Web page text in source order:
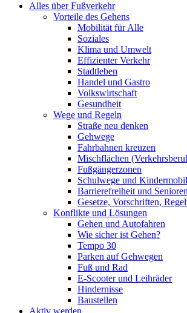
Alles über Fußverkehr
Vorteile des Gehens
Mobilität für Alle
Soziales
Klima und Umwelt
Effizienter Verkehr
Stadtleben
Handel und Gastro
Volkswirtschaft
Gesundheit
Wege und Regeln
Straße neu denken
Gehwege
Fahrbahnen kreuzen
Mischflächen
Fußgängerzonen
Schulwege und
Barrierefreiheit und Senioren
Gesetze, Vorschriften,
Konflikte und Lösungen
Gehen und Autofahren
Wie sicher ist Gehen?
Tempo 30
Parken auf Gehwegen
Fuß und Rad
E-Scooter und Leihräder
Hindernisse
Baustellen
Aktiv werden